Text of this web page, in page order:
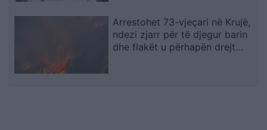
Arrestohet 73-vjeçari në Krujë,
ndezi zjarr për të djegur barin
dhe flakët u përhapën drejt